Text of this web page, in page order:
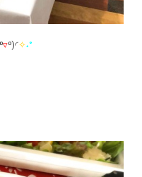
▿⁰)◜✧˖°